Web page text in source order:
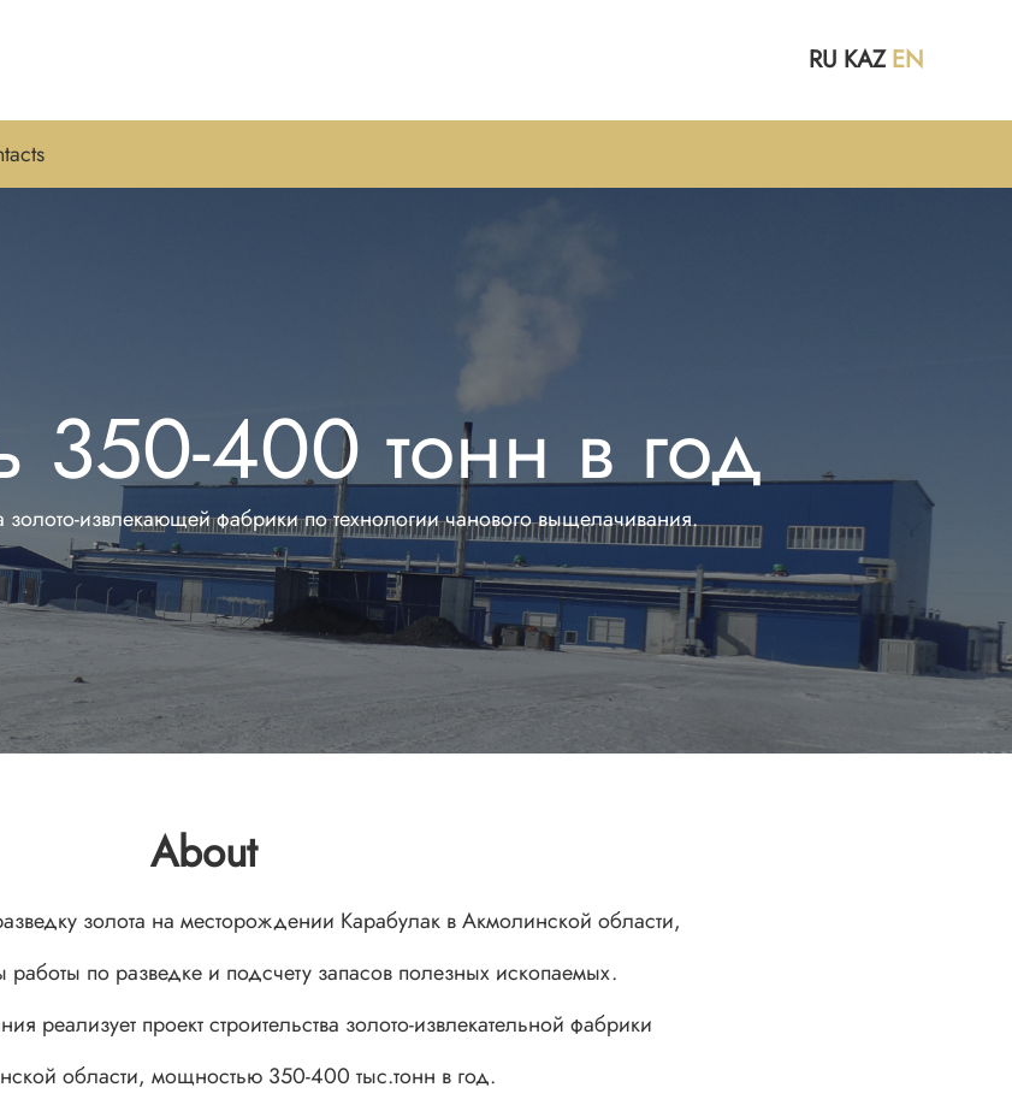
RU KAZ EN
400 тонн в год
золото-извлекающей фабрики по технологии чанового выщелачивания.
About
золота на месторождении Карабулак в Акмолинской области,
по разведке и подсчету запасов полезных ископаемых.
реализует проект строительства золото-извлекательной фабрики
области, мощностью 350-400 тыс.тонн в год.